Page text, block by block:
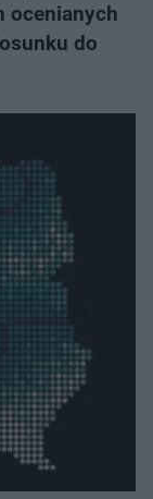
ocenianych
do